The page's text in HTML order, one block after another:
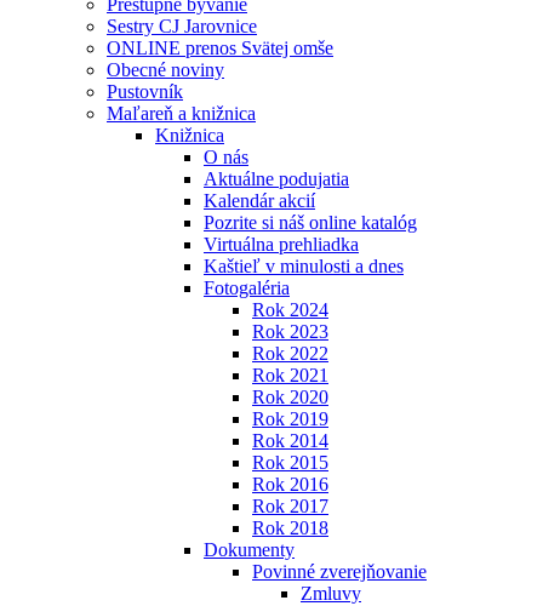
Prestupné bývanie
Sestry CJ Jarovnice
ONLINE prenos Svätej omše
Obecné noviny
Pustovník
Maľareň a knižnica
Knižnica
O nás
Aktuálne podujatia
Kalendár akcií
Pozrite si náš online katalóg
Virtuálna prehliadka
Kaštieľ v minulosti a dnes
Fotogaléria
Rok 2024
Rok 2023
Rok 2022
Rok 2021
Rok 2020
Rok 2019
Rok 2014
Rok 2015
Rok 2016
Rok 2017
Rok 2018
Dokumenty
Povinné zverejňovanie
Zmluvy